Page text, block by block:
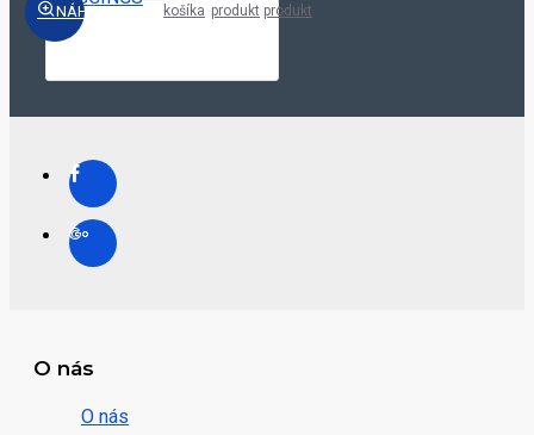
NÁHĽAD
košíka produkt produkt
O nás
O nás